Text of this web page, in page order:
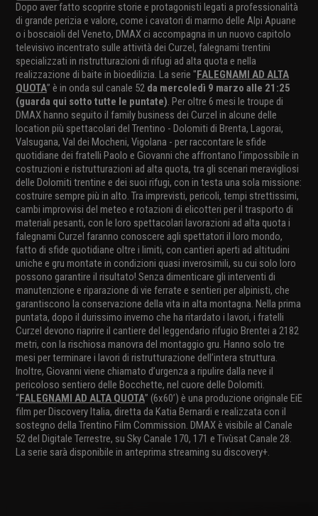
Dopo aver fatto scoprire storie e protagonisti legati a professionalità
di grande perizia e valore, come i cavatori di marmo delle Alpi Apuane
o i boscaioli del Veneto, DMAX ci accompagna in un nuovo capitolo
televisivo incentrato sulle attività dei Curzel, falegnami trentini
specializzati in ristrutturazioni di rifugi ad alta quota e nella
realizzazione di baite in bioedilizia. La serie "FALEGNAMI AD ALTA
QUOTA” è in onda sul canale 52 da mercoledì 9 marzo alle 21:25
(guarda qui sotto tutte le puntate). Per oltre 6 mesi le troupe di
DMAX hanno seguito il family business dei Curzel in alcune delle
location più spettacolari del Trentino - Dolomiti di Brenta, Lagorai,
Valsugana, Val dei Mocheni, Vigolana - per raccontare le sfide
quotidiane dei fratelli Paolo e Giovanni che affrontano l’impossibile in
costruzioni e ristrutturazioni ad alta quota, tra gli scenari meravigliosi
delle Dolomiti trentine e dei suoi rifugi, con in testa una sola missione:
costruire sempre più in alto. Tra imprevisti, pericoli, tempi strettissimi,
cambi improvvisi del meteo e rotazioni di elicotteri per il trasporto di
materiali pesanti, con le loro spettacolari lavorazioni ad alta quota i
falegnami Curzel faranno conoscere agli spettatori il loro mondo,
fatto di sfide quotidiane oltre i limiti, con cantieri aperti ad altitudini
uniche e gru montate in condizioni quasi inverosimili, su cui solo loro
possono garantire il risultato! Senza dimenticare gli interventi di
manutenzione e riparazione di vie ferrate e sentieri per alpinisti, che
garantiscono la conservazione della vita in alta montagna. Nella prima
puntata, dopo il durissimo inverno che ha ritardato i lavori, i fratelli
Curzel devono riaprire il cantiere del leggendario rifugio Brentei a 2182
metri, con la rischiosa manovra del montaggio gru. Hanno solo tre
mesi per terminare i lavori di ristrutturazione dell’intera struttura.
Inoltre, Giovanni viene chiamato d’urgenza a ripulire dalla neve il
pericoloso sentiero delle Bocchette, nel cuore delle Dolomiti.
“FALEGNAMI AD ALTA QUOTA” (6x60’) è una produzione originale EiE
film per Discovery Italia, diretta da Katia Bernardi e realizzata con il
sostegno della Trentino Film Commission. DMAX è visibile al Canale
52 del Digitale Terrestre, su Sky Canale 170, 171 e Tivùsat Canale 28.
La serie sarà disponibile in anteprima streaming su discovery+.